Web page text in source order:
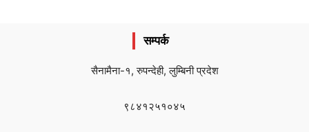
सम्पर्क
सैनामैना-१, रुपन्देही, लुम्बिनी प्रदेश
९८४१२५१०४५